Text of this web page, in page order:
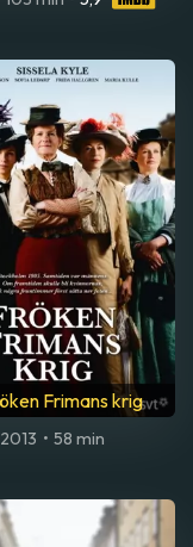
Frimans krig
2013 • 58 min